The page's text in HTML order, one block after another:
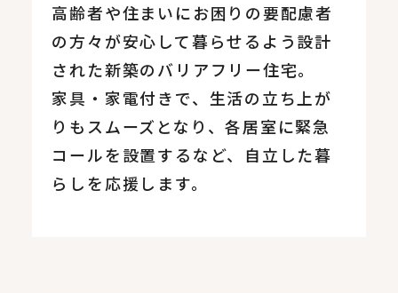
高齢者や住まいにお困りの要配慮者
の方々が安心して暮らせるよう設計
された新築のバリアフリー住宅。
家具・家電付きで、生活の立ち上が
りもスムーズとなり、各居室に緊急
コールを設置するなど、自立した暮
らしを応援します。